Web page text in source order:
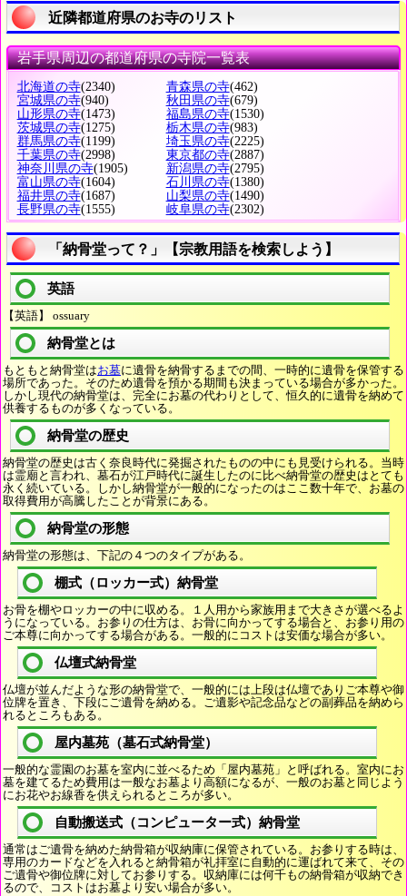
近隣都道府県のお寺のリスト
岩手県周辺の都道府県の寺院一覧表
北海道の寺(2340) 青森県の寺(462)
宮城県の寺(940) 秋田県の寺(679)
山形県の寺(1473) 福島県の寺(1530)
茨城県の寺(1275) 栃木県の寺(983)
群馬県の寺(1199) 埼玉県の寺(2225)
千葉県の寺(2998) 東京都の寺(2887)
神奈川県の寺(1905) 新潟県の寺(2795)
富山県の寺(1604) 石川県の寺(1380)
福井県の寺(1687) 山梨県の寺(1490)
長野県の寺(1555) 岐阜県の寺(2302)
「納骨堂って？」【宗教用語を検索しよう】
英語
【英語】 ossuary
納骨堂とは
もともと納骨堂はお墓に遺骨を納骨するまでの間、一時的に遺骨を保管する
場所であった。そのため遺骨を預かる期間も決まっている場合が多かった。
しかし現代の納骨堂は、完全にお墓の代わりとして、恒久的に遺骨を納めて
供養するものが多くなっている。
納骨堂の歴史
納骨堂の歴史は古く奈良時代に発掘されたものの中にも見受けられる。当時
は霊廟と言われ、墓石が江戸時代に誕生したのに比べ納骨堂の歴史はとても
永く続いている。しかし納骨堂が一般的になったのはここ数十年で、お墓の
取得費用が高騰したことが背景にある。
納骨堂の形態
納骨堂の形態は、下記の４つのタイプがある。
棚式（ロッカー式）納骨堂
お骨を棚やロッカーの中に収める。１人用から家族用まで大きさが選べるよ
うになっている。お参りの仕方は、お骨に向かってする場合と、お参り用の
ご本尊に向かってする場合がある。一般的にコストは安価な場合が多い。
仏壇式納骨堂
仏壇が並んだような形の納骨堂で、一般的には上段は仏壇でありご本尊や御
位牌を置き、下段にご遺骨を納める。ご遺影や記念品などの副葬品を納めら
れるところもある。
屋内墓苑（墓石式納骨堂）
一般的な霊園のお墓を室内に並べるため「屋内墓苑」と呼ばれる。室内にお
墓を建てるため費用は一般なお墓より高額になるが、一般のお墓と同じよう
にお花やお線香を供えられるところが多い。
自動搬送式（コンピューター式）納骨堂
通常はご遺骨を納めた納骨箱が収納庫に保管されている。お参りする時は、
専用のカードなどを入れると納骨箱が礼拝室に自動的に運ばれて来て、その
ご遺骨や御位牌に対してお参りする。収納庫には何千もの納骨箱が収納でき
るので、コストはお墓より安い場合が多い。